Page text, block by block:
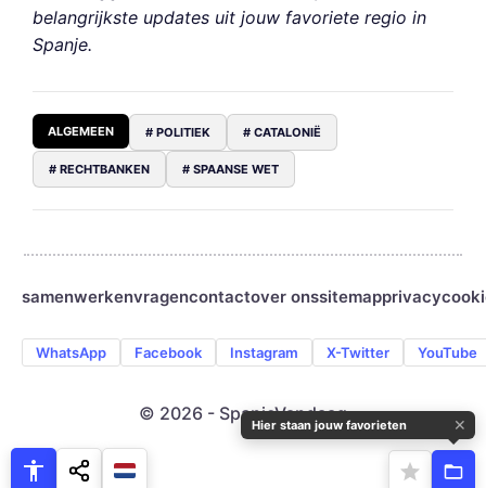
belangrijkste updates uit jouw favoriete regio in
Spanje.
ALGEMEEN # POLITIEK # CATALONIË
# RECHTBANKEN # SPAANSE WET
samenwerkenvragencontactover onssitemapprivacy
WhatsApp Facebook Instagram X-Twitter YouTube
© 2026 - SpanjeVandaag
Hier staan jouw favorieten ✕